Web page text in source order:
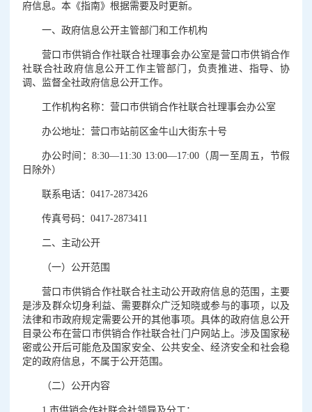
府信息。本《指南》根据需要及时更新。
一、政府信息公开主管部门和工作机构
营口市供销合作社联合社理事会办公室是营口市供销合作
社联合社政府信息公开工作主管部门，负责推进、指导、协
调、监督全社政府信息公开工作。
工作机构名称：营口市供销合作社联合社理事会办公室
办公地址：营口市站前区金牛山大街东十号
办公时间：8:30—11:30 13:00—17:00（周一至周五，节假
日除外）
联系电话：0417-2873426
传真号码：0417-2873411
二、主动公开
（一）公开范围
营口市供销合作社联合社主动公开政府信息的范围，主要
是涉及群众切身利益、需要群众广泛知晓或参与的事项，以及
法律和市政府规定需要公开的其他事项。具体的政府信息公开
目录公布在营口市供销合作社联合社门户网站上。涉及国家秘
密或公开后可能危及国家安全、公共安全、经济安全和社会稳
定的政府信息，不属于公开范围。
（二）公开内容